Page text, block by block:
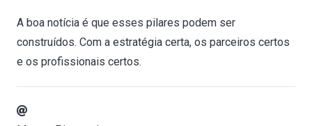
A boa notícia é que esses pilares podem ser
construídos. Com a estratégia certa, os parceiros certos
e os profissionais certos.